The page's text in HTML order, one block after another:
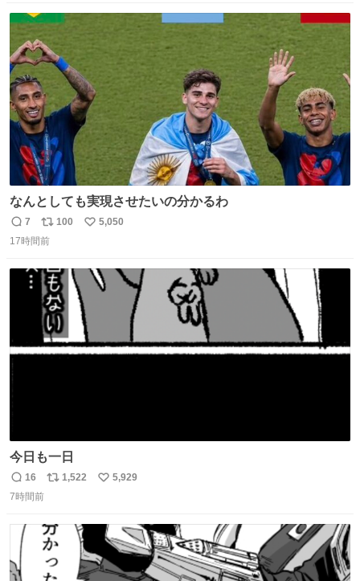
ト
数
なんとしても実現させたいの分かるわ
返
信
7
リ
ポ
ト
数
100
い
数
5,050
17時間前
今日も一日
返
信
16
リ
ト
数
1,522
い
数
5,929
7時間前